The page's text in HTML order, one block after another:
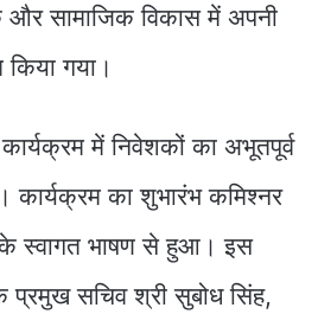
और सामाजिक विकास में अपनी
किया गया।
में निवेशकों का अभूतपूर्व
कार्यक्रम का शुभारंभ कमिश्नर
के स्वागत भाषण से हुआ। इस
सचिव श्री सुबोध सिंह,